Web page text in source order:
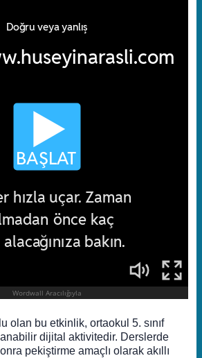
olan bu etkinlik, ortaokul 5. sınıf
dijital aktivitedir. Derslerde
pekiştirme amaçlı olarak akıllı